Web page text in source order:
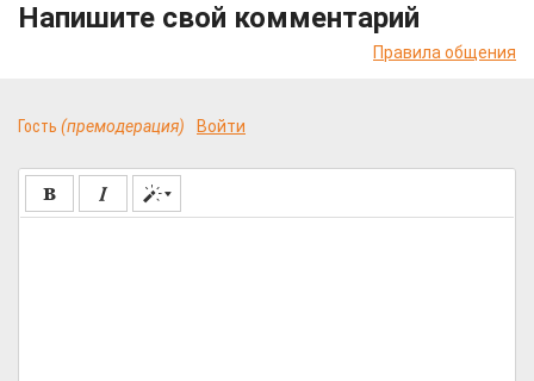
Напишите свой комментарий
Правила общения
Гость (премодерация) Войти